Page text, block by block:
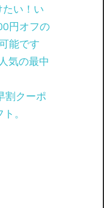
い！い
円オフの
能です
気の最中
割クーポ
。